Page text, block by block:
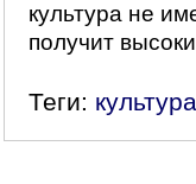
культура не
получит
Теги: культура